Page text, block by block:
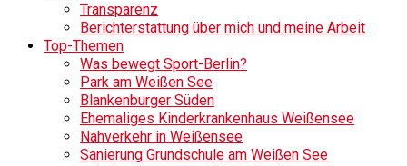
Transparenz
Berichterstattung über mich und meine Arbeit
Top-Themen
Was bewegt Sport-Berlin?
Park am Weißen See
Blankenburger Süden
Ehemaliges Kinderkrankenhaus Weißensee
Nahverkehr in Weißensee
Sanierung Grundschule am Weißen See